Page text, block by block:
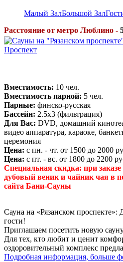
Малый ЗалБольшой Зал
Расстояние от метро Люблино -
Вместимость: 10 чел.
Вместимость парной: 5 чел.
Парные: финско-русская
Бассейн: 2.5х3 (фильтрация)
Для Вас: DVD, домашний
видео аппаратура, караоке,
церемония
Цена: с пн. - чт. от 1500 до 2000
Цена: с пт. - вс. от 1800 до 2200
Специальная скидка: при
дубовый веник и чайник чая в
сайта Бани-Сауны
Сауна на «Рязанском проспекте»:
гости!
Приглашаем посетить новую
Для тех, кто любит и ценит
оздоровительный комплекс
Подробная информация, больше